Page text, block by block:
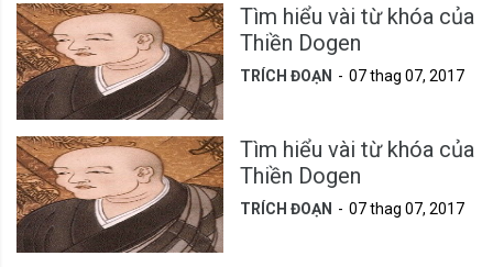
Tìm hiểu vài từ khóa của
Thiền Dogen
TRÍCH ĐOẠN 07 thag 07, 2017
Tìm hiểu vài từ khóa của
Thiền Dogen
TRÍCH ĐOẠN 07 thag 07, 2017